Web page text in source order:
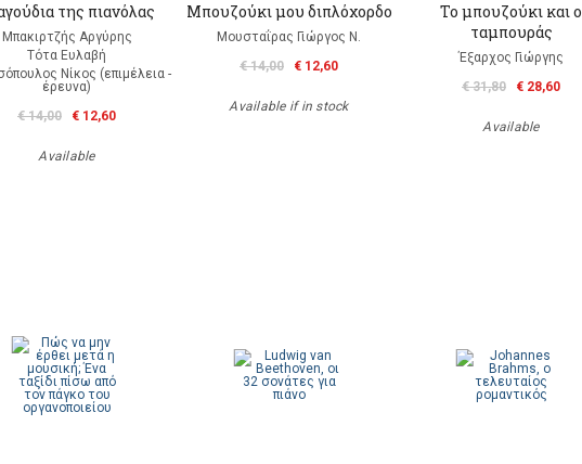
της πιανόλας
Μπακιρτζής Αργύρης
Τότα Ευλαβή
Νίκος (επιμέλεια -
έρευνα)
€ 14,00
€ 12,60
Available
Μπουζούκι μου διπλόχορδο
Μουσταΐρας Γιώργος Ν.
€ 14,00
€ 12,60
Available if in stock
Το μπουζούκι και ο
ταμπουράς
Έξαρχος Γιώργης
€ 31,80
€ 28,60
Available